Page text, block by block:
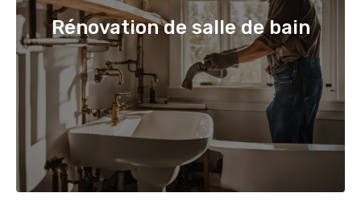
Rénovation de salle de bain